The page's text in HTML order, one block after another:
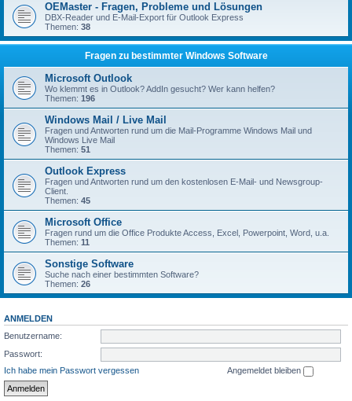
OEMaster - Fragen, Probleme und Lösungen
DBX-Reader und E-Mail-Export für Outlook Express
Themen: 38
Fragen zu bestimmter Windows Software
Microsoft Outlook
Wo klemmt es in Outlook? AddIn gesucht? Wer kann helfen?
Themen: 196
Windows Mail / Live Mail
Fragen und Antworten rund um die Mail-Programme Windows Mail und
Windows Live Mail
Themen: 51
Outlook Express
Fragen und Antworten rund um den kostenlosen E-Mail- und Newsgroup-
Client.
Themen: 45
Microsoft Office
Fragen rund um die Office Produkte Access, Excel, Powerpoint, Word, u.a.
Themen: 11
Sonstige Software
Suche nach einer bestimmten Software?
Themen: 26
ANMELDEN
Benutzername:
Passwort:
Ich habe mein Passwort vergessen
Angemeldet bleiben